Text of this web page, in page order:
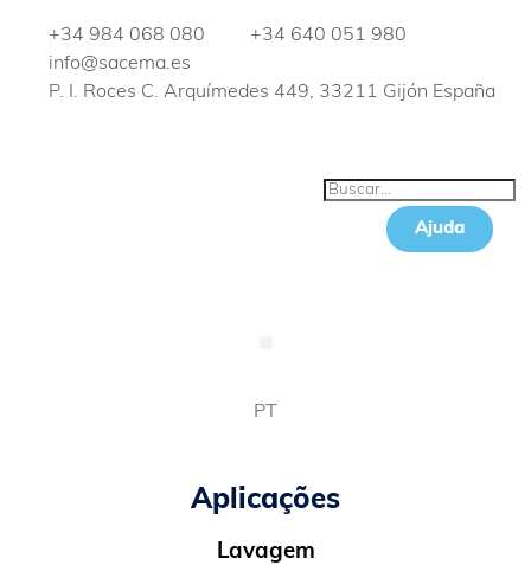
+34 984 068 080
+34 640 051 980
info@sacema.es
P. I. Roces C. Arquímedes 449, 33211 Gijón España
Ajuda
PT
Aplicações
Lavagem